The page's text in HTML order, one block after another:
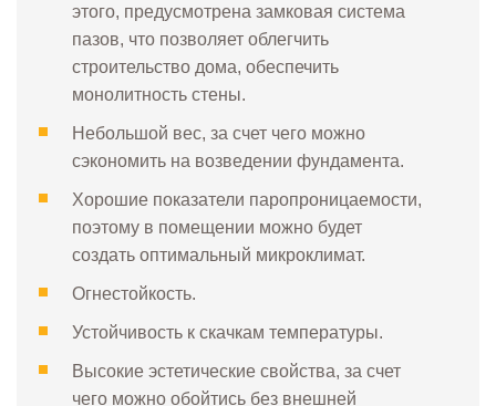
этого, предусмотрена замковая система
пазов, что позволяет облегчить
строительство дома, обеспечить
монолитность стены.
Небольшой вес, за счет чего можно
сэкономить на возведении фундамента.
Хорошие показатели паропроницаемости,
поэтому в помещении можно будет
создать оптимальный микроклимат.
Огнестойкость.
Устойчивость к скачкам температуры.
Высокие эстетические свойства, за счет
чего можно обойтись без внешней